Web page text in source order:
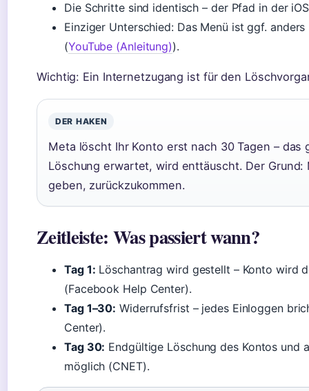
Die Schritte sind identisch – der Pfad in der
Einziger Unterschied: Das Menü ist ggf.
(YouTube (Anleitung)).
Wichtig: Ein Internetzugang ist für den
DER HAKEN
Meta löscht Ihr Konto erst nach 30 Tagen –
Löschung erwartet, wird enttäuscht. Der
geben, zurückzukommen.
Zeitleiste: Was passiert wann?
Tag 1: Löschantrag wird gestellt – Konto wird
(Facebook Help Center).
Tag 1–30: Widerrufsfrist – jedes Einloggen
Center).
Tag 30: Endgültige Löschung des Kontos und
möglich (CNET).